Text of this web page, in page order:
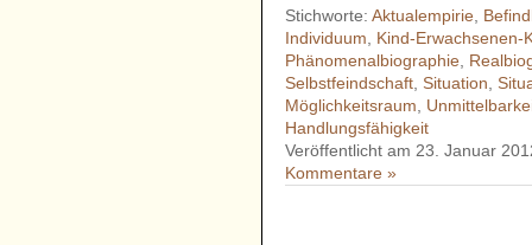
Stichworte:Aktualempirie,
Individuum, Kind-Erwachsenen-
Phänomenalbiographie,
Selbstfeindschaft,Situation,
Möglichkeitsraum,
Handlungsfähigkeit
Veröffentlicht am 23. Januar
Kommentare »